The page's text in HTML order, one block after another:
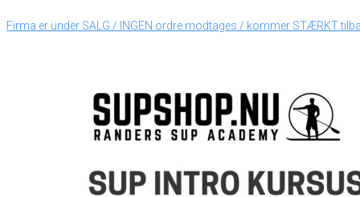
Firma er under SALG / INGEN ordre modtages / kommer STÆRKT